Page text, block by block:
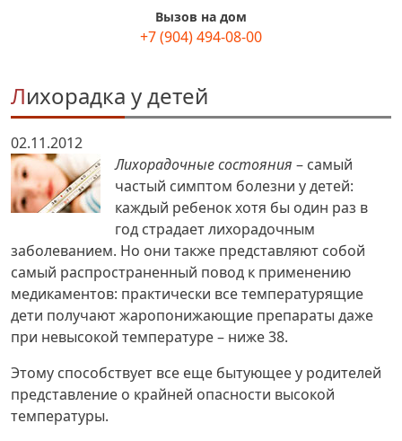
Вызов на дом
+7 (904) 494-08-00
Лихорадка у детей
02.11.2012
Лихорадочные состояния – самый
частый симптом болезни у детей:
каждый ребенок хотя бы один раз в
год страдает лихорадочным
заболеванием. Но они также представляют собой
самый распространенный повод к применению
медикаментов: практически все температурящие
дети получают жаропонижающие препараты даже
при невысокой температуре – ниже 38.
Этому способствует все еще бытующее у родителей
представление о крайней опасности высокой
температуры.